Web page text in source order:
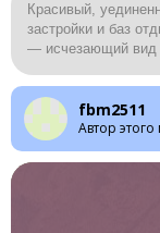
Красивый,
застройки и баз
— исчезающий вид
fbm2511
Автор этого